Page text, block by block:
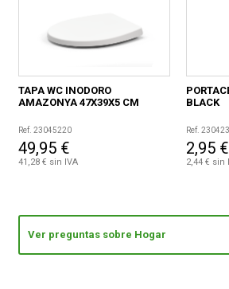
TAPA WC INODORO
AMAZONYA 47X39X5 CM
Ref. 23045220
49,95 €
41,28 € sin IVA
BLACK
Ref.
2,95 €
2,44 € sin
Ver preguntas sobre Hogar